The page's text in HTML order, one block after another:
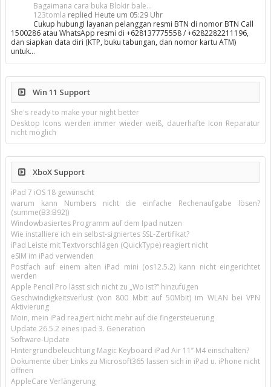
Bagaimana cara buka Blokir bale...
123tomla replied Heute um 05:29 Uhr
Cukup hubungi layanan pelanggan resmi BTN di nomor BTN Call
1500286 atau WhatsApp resmi di +628137775558 / +6282282211196,
dan siapkan data diri (KTP, buku tabungan, dan nomor kartu ATM)
untuk…
Win 11 Support
She's ready to make your night better
Desktop Icons werden immer wieder weiß, dauerhafte Icon Reparatur
nicht möglich
XboX Support
iPad 7 iOS 18 gewünscht
warum kann Numbers nicht die einfache Rechenaufgabe lösen?
(summe(B3:B92))
Windowbasiertes Programm auf dem Ipad nutzen
Wie installiere ich ein selbst-signiertes SSL-Zertifikat?
iPad Leiste mit Textvorschlägen (QuickType) reagiert nicht
eSIM im iPad verwenden
Postfach auf einem alten iPad mini (os12.5.2) kann nicht eingerichtet
werden
Apple Pencil Pro lässt sich nicht zu „Wo ist?“ hinzufügen
Geschwindigkeitsverlust (von 800 Mbit auf 50Mbit) im WLAN bei VPN
Aktivierung
Moin, mein iPad reagiert nicht mehr auf die fingersteuerung
Update 26.5.2 eines ipad 3. Generation
Software-Update
Hintergrundbeleuchtung Magic Keyboard iPad Air 11’’ M4 einschalten?
Dokumente über Links zu Microsoft365 lassen sich in iPad u. iPhone nicht
öffnen
AppleCare Verlängerung